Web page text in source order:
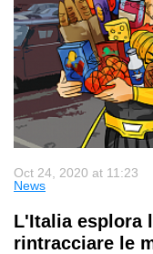
Oct 24, 2020 at 11:23
News
L'Italia esplora
rintracciare le